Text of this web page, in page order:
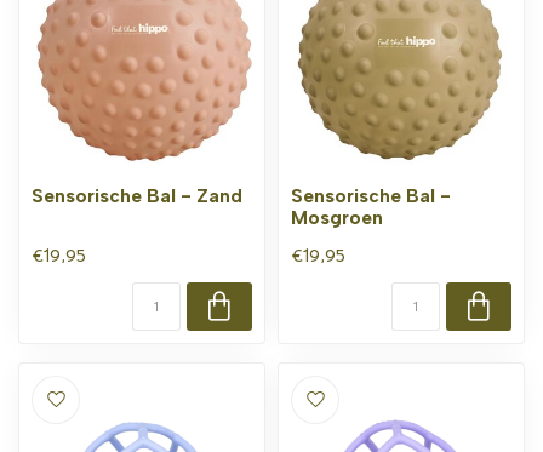
Sensorische Bal - Zand
€19,95
Sensorische Bal -
Mosgroen
€19,95